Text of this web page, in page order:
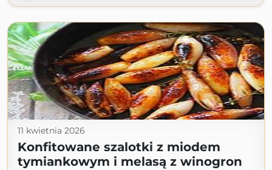
11 kwietnia 2026
Konfitowane szalotki z miodem
tymiankowym i melasą z winogron